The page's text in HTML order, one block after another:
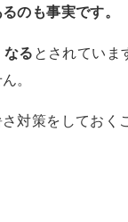
のも事実です。
る とされていま
。
対策をしておく